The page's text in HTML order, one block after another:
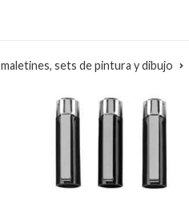
maletines, sets de pintura y dibujo